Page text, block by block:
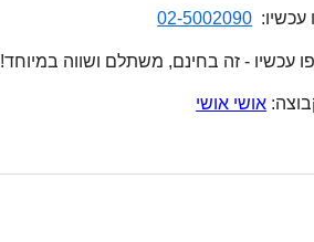
עכשיו: 02-5002090
עכשיו - זה בחינם, משתלם ושווה במיוחד!
אושי אושי